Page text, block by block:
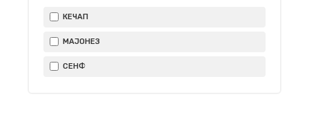
КЕЧАП
МАЈОНЕЗ
СЕНФ